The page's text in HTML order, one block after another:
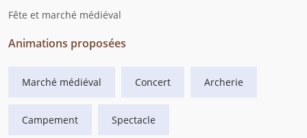
Fête et marché médiéval
Animations proposées
Marché médiéval Concert Archerie
Campement Spectacle